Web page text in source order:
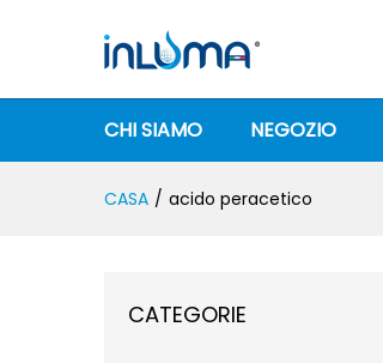
CHI SIAMO NEGOZIO
CASA / acido peracetico
CATEGORIE